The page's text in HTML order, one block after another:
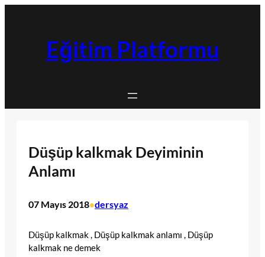
Eğitim Platformu
Düşüp kalkmak Deyiminin
Anlamı
07 Mayıs 2018•dersyaz
Düşüp kalkmak , Düşüp kalkmak anlamı , Düşüp
kalkmak ne demek